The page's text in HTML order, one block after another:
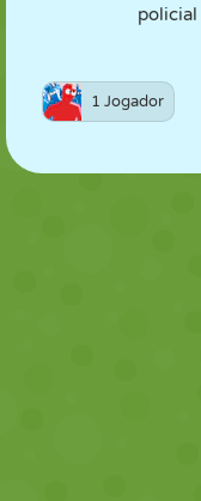
policial
1 Jogador